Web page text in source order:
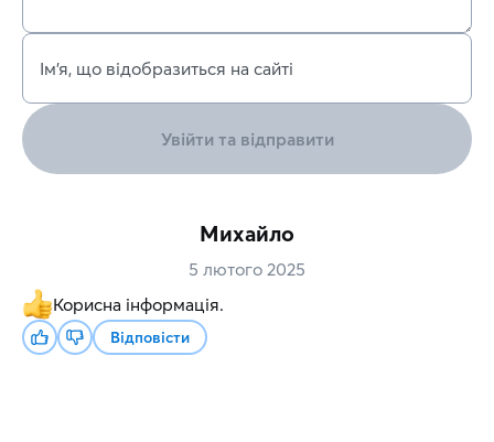
Ім’я, що відобразиться на сайті
Увійти та відправити
Михайло
5 лютого 2025
Корисна інформація.
Відповісти